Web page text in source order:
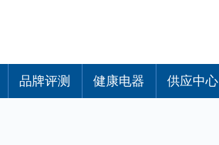
品牌评测 健康电器 供应中心